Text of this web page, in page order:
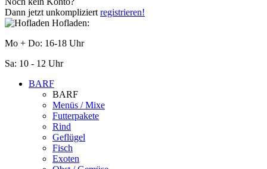
Dann jetzt unkompliziert registrieren!
Hofladen:
Mo + Do: 16-18 Uhr
Sa: 10 - 12 Uhr
BARF
BARF
Menüs / Mixe
Futterpakete
Rind
Geflügel
Fisch
Exoten